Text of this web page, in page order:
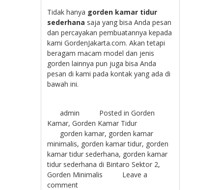
Tidak hanya gorden kamar tidur
sederhana saja yang bisa Anda pesan
dan percayakan pembuatannya kepada
kami GordenJakarta.com. Akan tetapi
beragam macam model dan jenis
gorden lainnya pun juga bisa Anda
pesan di kami pada kontak yang ada di
bawah ini.
admin Posted inGorden
Kamar,Gorden Kamar Tidur
gorden kamar, gorden kamar
minimalis, gorden kamar tidur, gorden
kamar tidur sederhana, gorden kamar
tidur sederhana di Bintaro Sektor 2,
Gorden Minimalis
Leave a
comment